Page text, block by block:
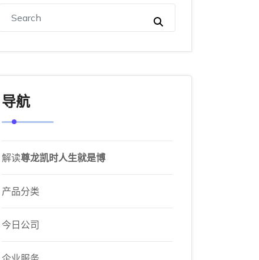
导航
解读尊龙凯时人生就是博
产品分类
今日公司